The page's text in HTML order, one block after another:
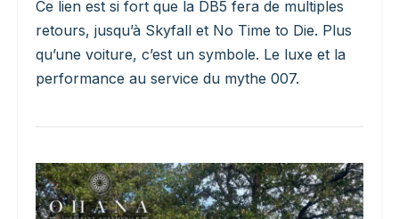
Ce lien est si fort que la DB5 fera de multiples
retours, jusqu’à Skyfall et No Time to Die. Plus
qu’une voiture, c’est un symbole. Le luxe et la
performance au service du mythe 007.